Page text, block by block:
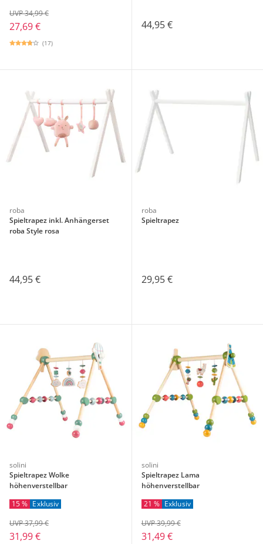
27,69 €
UVP 34,99 €
(17)
44,95 €
roba
Spieltrapez inkl. Anhängerset
roba Style rosa
44,95 €
roba
Spieltrapez
29,95 €
solini
Spieltrapez Wolke
höhenverstellbar
15 % Exklusiv
31,99 €
UVP 37,99 €
solini
Spieltrapez Lama
höhenverstellbar
21 % Exklusiv
31,49 €
UVP 39,99 €